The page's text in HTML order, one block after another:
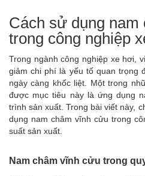
Cách sử dụng
trong công nghiệp
Trong ngành công nghiệp xe hơi,
giảm chi phí là yếu tố quan trọng
ngày càng khốc liệt. Một trong
được mục tiêu này là ứng dụng
trình sản xuất. Trong bài viết này,
dụng nam châm vĩnh cửu trong
suất sản xuất.
Nam châm vĩnh cửu trong